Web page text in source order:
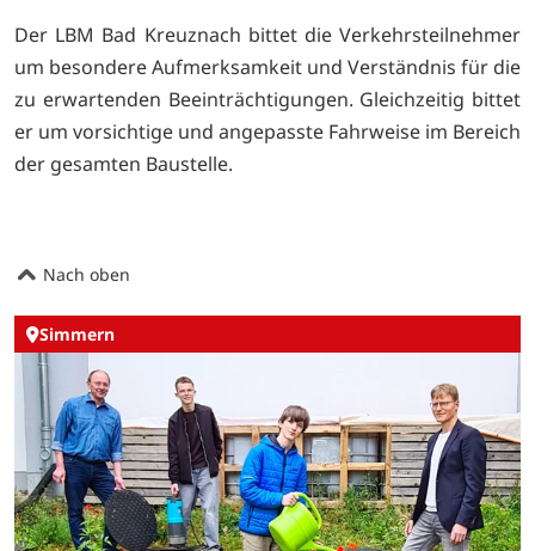
Der LBM Bad Kreuznach bittet die Verkehrsteilnehmer
um besondere Aufmerksamkeit und Verständnis für die
zu erwartenden Beeinträchtigungen. Gleichzeitig bittet
er um vorsichtige und angepasste Fahrweise im Bereich
der gesamten Baustelle.
Nach oben
Simmern